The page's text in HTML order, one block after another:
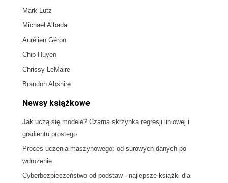
Mark Lutz
Michael Albada
Aurélien Géron
Chip Huyen
Chrissy LeMaire
Brandon Abshire
Newsy książkowe
Jak uczą się modele? Czarna skrzynka regresji liniowej i
gradientu prostego
Proces uczenia maszynowego: od surowych danych po
wdrożenie.
Cyberbezpieczeństwo od podstaw - najlepsze książki dla